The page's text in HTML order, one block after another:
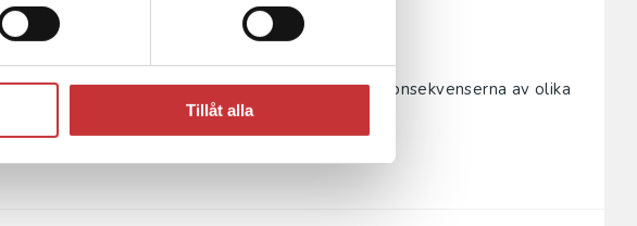
Tillåt alla
industriell ekonomi
ha kompetens att förstå både de ekonomiska konsekvenserna av olika
konsekvenserna av olika ...